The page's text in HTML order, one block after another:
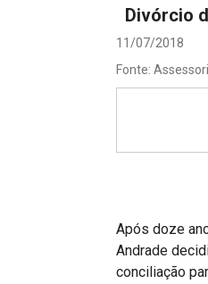
Processos - IBDFAM
Encontre um Escritório
Divórcio
11/07/2018
Fonte:
Após doze
Andrade
conciliação